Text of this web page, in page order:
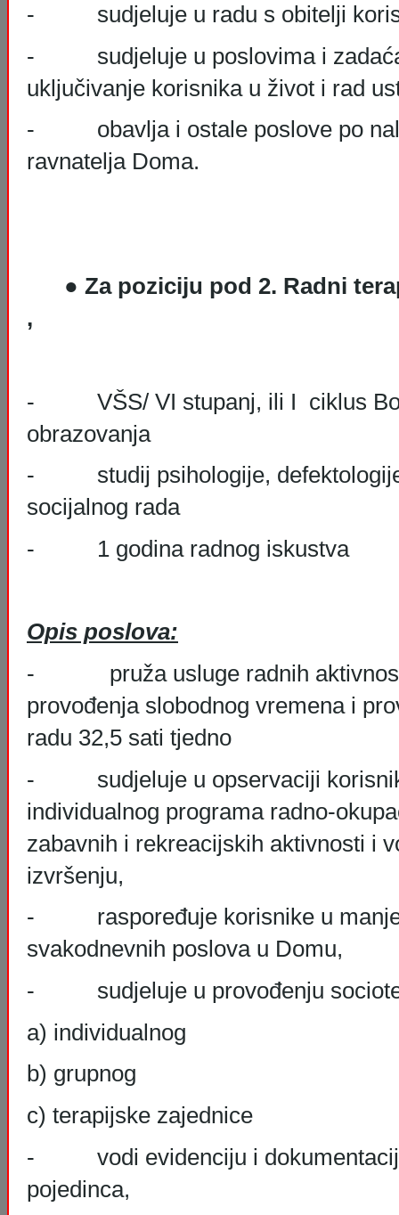
- sudjeluje u radu s obitelji
- sudjeluje u poslovima i
uključivanje korisnika u život i rad
- obavlja i ostale poslove po
ravnatelja Doma.
● Za poziciju pod 2. Radni
,
- VŠS/ VI stupanj, ili I ciklus
obrazovanja
- studij psihologije,
socijalnog rada
- 1 godina radnog iskustva
Opis poslova:
- pruža usluge radnih aktivnosti
provođenja slobodnog vremena i
radu 32,5 sati tjedno
- sudjeluje u opservaciji
individualnog programa radno-
zabavnih i rekreacijskih aktivnosti i
izvršenju,
- raspoređuje korisnike u manje
svakodnevnih poslova u Domu,
- sudjeluje u provođenju
a) individualnog
b) grupnog
c) terapijske zajednice
- vodi evidenciju i
pojedinca,